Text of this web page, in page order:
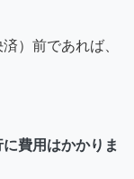
）前であれば、
費用はかかりま